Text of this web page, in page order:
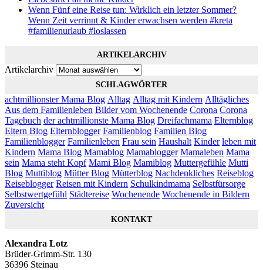
Wenn Fünf eine Reise tun: Wirklich ein letzter Sommer?
Wenn Zeit verrinnt & Kinder erwachsen werden #kreta
#familienurlaub #loslassen
ARTIKELARCHIV
Artikelarchiv
SCHLAGWÖRTER
achtmillionster Mama Blog Alltag Alltag mit Kindern Alltägliches
Aus dem Familienleben Bilder vom Wochenende Corona Corona
Tagebuch der achtmillionste Mama Blog Dreifachmama Elternblog
Eltern Blog Elternblogger Familienblog Familien Blog
Familienblogger Familienleben Frau sein Haushalt Kinder leben mit
Kindern Mama Blog Mamablog Mamablogger Mamaleben Mama
sein Mama steht Kopf Mami Blog Mamiblog Muttergefühle Mutti
Blog Muttiblog Mütter Blog Mütterblog Nachdenkliches Reiseblog
Reiseblogger Reisen mit Kindern Schulkindmama Selbstfürsorge
Selbstwertgefühl Städtereise Wochenende Wochenende in Bildern
Zuversicht
KONTAKT
Alexandra Lotz
Brüder-Grimm-Str. 130
36396 Steinau